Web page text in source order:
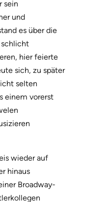
sein
und
es über die
schlicht
hier feierte
sich, zu später
selten
einem vorerst
wieder auf
hinaus
Broadway-